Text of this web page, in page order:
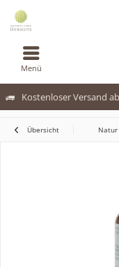
Kostenloser Versand
Menü
Übersicht